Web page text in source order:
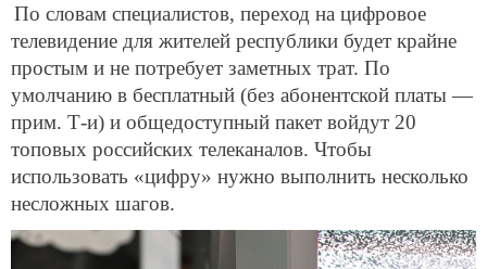
По словам специалистов, переход на цифровое
телевидение для жителей республики будет крайне
простым и не потребует заметных трат. По
умолчанию в бесплатный (без абонентской платы —
прим. Т-и) и общедоступный пакет войдут 20
топовых российских телеканалов. Чтобы
использовать «цифру» нужно выполнить несколько
несложных шагов.